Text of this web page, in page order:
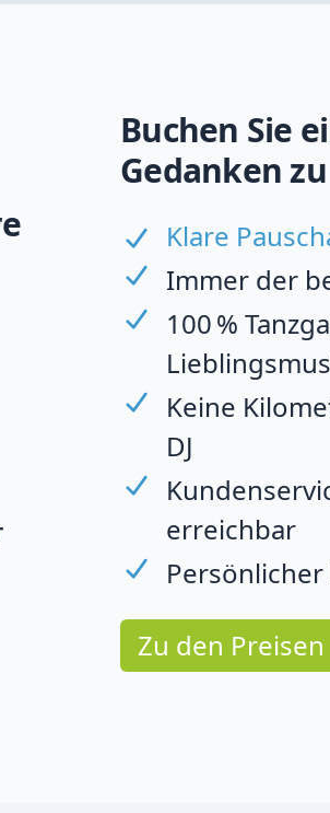
Buchen Sie
Gedanken
Klare
Immer der
100 %
Keine
DJ
erreichbar
Zu den Preisen